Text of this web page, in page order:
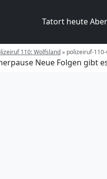
Tatort heute
110: Wolfsland» polizeiruf-
Neue Folgen gibt